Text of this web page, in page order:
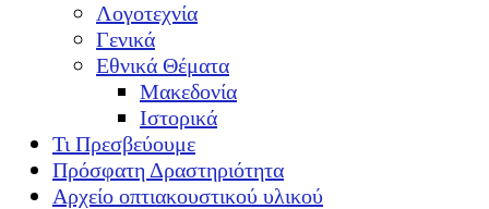
Λογοτεχνία
Γενικά
Εθνικά Θέματα
Μακεδονία
Ιστορικά
Τι Πρεσβεύουμε
Πρόσφατη Δραστηριότητα
Αρχείο οπτιακουστικού υλικού